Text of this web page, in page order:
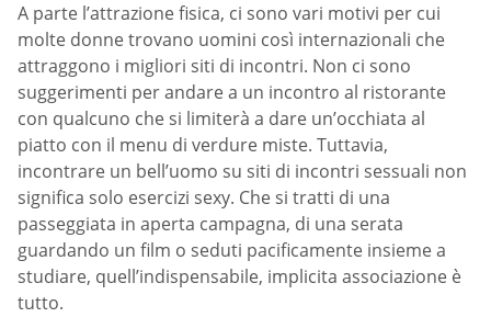
A parte l’attrazione fisica, ci sono vari motivi per cui
molte donne trovano uomini così internazionali che
attraggono i migliori siti di incontri. Non ci sono
suggerimenti per andare a un incontro al ristorante
con qualcuno che si limiterà a dare un’occhiata al
piatto con il menu di verdure miste. Tuttavia,
incontrare un bell’uomo su siti di incontri sessuali non
significa solo esercizi sexy. Che si tratti di una
passeggiata in aperta campagna, di una serata
guardando un film o seduti pacificamente insieme a
studiare, quell’indispensabile, implicita associazione è
tutto.